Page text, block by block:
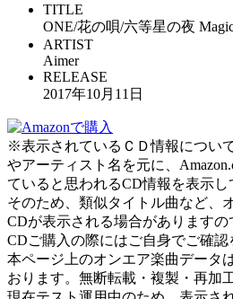
TITLE
ONE/花の唄/六等星の夜
ARTIST
Aimer
RELEASE
2017年10月11日
※表示されているＣＤ情報につい
やアーティスト名を元に、
ていると思われるCD情報を表示し
そのため、類似タイトル曲など、
CDが表示される場合がありますの
CDご購入の際にはご自身でご確認
本ページ上のオンエア楽曲データ
おります。無断転載・複製・再加